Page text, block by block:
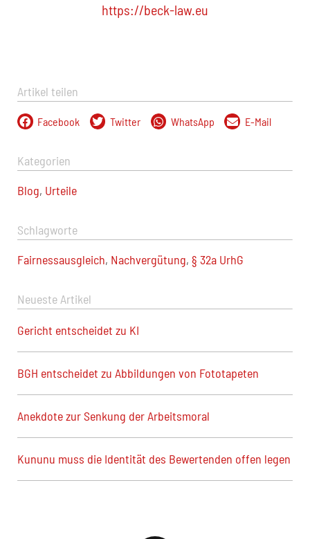
https://beck-law.eu
Artikel teilen
Facebook Twitter WhatsApp E-Mail
Kategorien
Blog, Urteile
Schlagworte
Fairnessausgleich, Nachvergütung, § 32a UrhG
Neueste Artikel
Gericht entscheidet zu KI
BGH entscheidet zu Abbildungen von Fototapeten
Anekdote zur Senkung der Arbeitsmoral
Kununu muss die Identität des Bewertenden offen legen